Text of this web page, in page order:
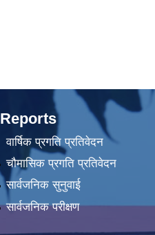
Reports
वार्षिक प्रगति प्रतिवेदन
चौमासिक प्रगति प्रतिवेदन
सार्वजनिक सुनुवाई
सार्वजनिक परीक्षण